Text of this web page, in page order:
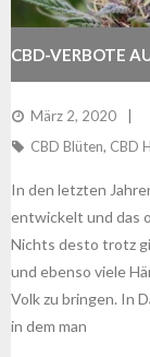
CBD-VERBOTE
März 2, 2020
CBD Blüten, CBD
In den letzten
entwickelt und das
Nichts desto trotz
und ebenso viele
Volk zu bringen. In
in dem man